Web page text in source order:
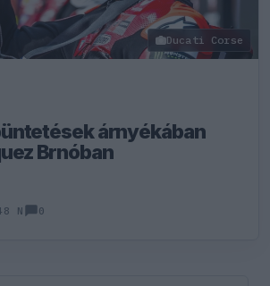
Ducati Corse
árnyékában
Brnóban
N 0